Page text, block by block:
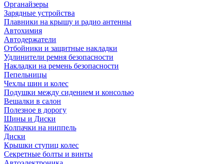
Органайзеры
Зарядные устройства
Плавники на крышу и радио антенны
Автохимия
Автодержатели
Отбойники и защитные накладки
Удлинители ремня безопасности
Накладки на ремень безопасности
Пепельницы
Чехлы шин и колес
Подушки между сидением и консолью
Вешалки в салон
Полезное в дорогу
Шины и Диски
Колпачки на ниппель
Диски
Крышки ступиц колес
Секретные болты и винты